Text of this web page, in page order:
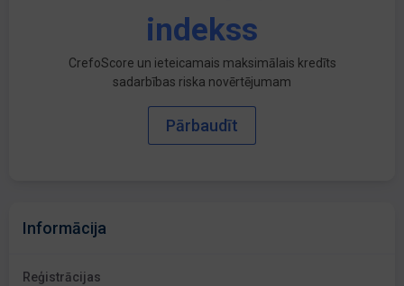
indekss
CrefoScore un ieteicamais maksimālais kredīts
sadarbības riska novērtējumam
Pārbaudīt
Informācija
Reģistrācijas